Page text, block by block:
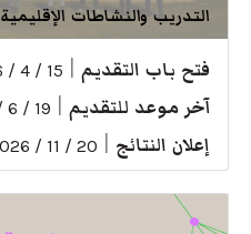
التدريب والنشاطات الإقليمية
فتح باب التقديم 15 / 4 / 2026
آخر موعد للتقديم 19 / 6 / 2026
إعلان النتائج 20 / 11 / 2026